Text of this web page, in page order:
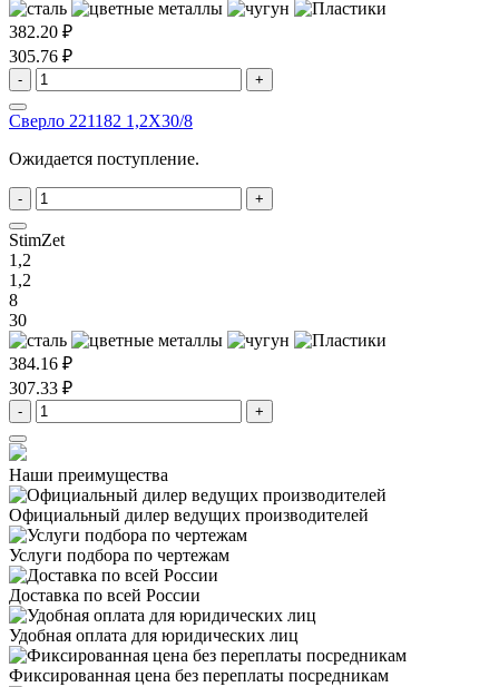
382.20 ₽
305.76 ₽
- +
Сверло 221182 1,2X30/8
Ожидается поступление.
- +
StimZet
1,2
1,2
8
30
384.16 ₽
307.33 ₽
- +
Наши преимущества
Официальный дилер ведущих производителей
Услуги подбора по чертежам
Доставка по всей России
Удобная оплата для юридических лиц
Фиксированная цена без переплаты посредникам